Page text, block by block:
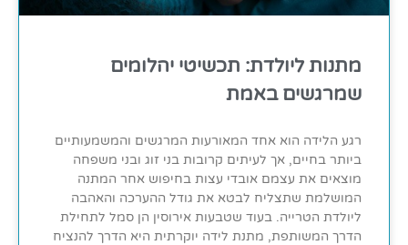
מתנות ליולדת: תכשיטי יהלומים
שמרגשים באמת
רגע הלידה הוא אחד המאורעות המרגשים והמשמעותיים
ביותר בחיים, אך לעיתים קרובות בני זוג ובני משפחה
מוצאים את עצמם אובדי עצות בחיפוש אחר המתנה
המושלמת שתצליח לבטא את גודל ההערכה והאהבה
ליולדת הטרייה. בעוד שטבעות אירוסין הן סמל לתחילת
הדרך המשותפת, מתנת לידה יוקרתית היא הדרך להנציח